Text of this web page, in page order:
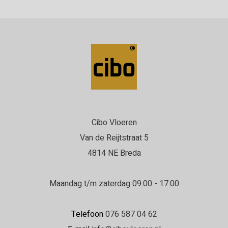
Cibo Vloeren
Van de Reijtstraat 5
4814 NE Breda
Maandag t/m zaterdag 09:00 - 17:00
Telefoon076 587 04 62